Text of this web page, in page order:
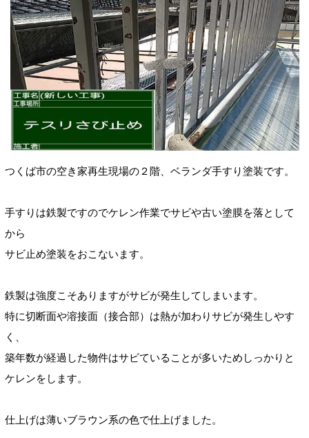
つくば市の空き家再生現場の２階 、ベランダ手すり塗装です。
手すりは鉄製ですのでケレン作業でサビや古い塗膜を落として
から
サビ止め塗装をおこないます。
鉄製は強度こそありますがサビが発生してしまいます。
特に切断面や溶接面（接合部）は熱が加わりサビが発生しやす
く、
築年数が経過した物件はサビていることが多いためしっかりと
ケレンをします。
仕上げは薄いブラウン系の色で仕上げました。